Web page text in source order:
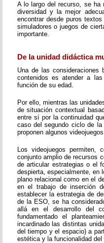
A lo largo del recurso, se ha
diversidad y la mejor
encontrar desde puros
simuladores o juegos de
importante.
De la unidad didáctica
Una de las
contenidos es atender a
función de su edad.
Por ello, mientras las
de situación contextual
entre sí por la continuidad
caso del segundo ciclo de
proponen algunos
Los videojuegos permiten,
conjunto amplio de recursos
de articular estrategias o el
despierta, especialmente, en
plano relacional como en el
en el trabajo de inserción
establecer la estrategia de
de la ESO, se ha
allá en el desarrollo del
fundamentado el
incardinado las distintas
del tiempo y el espacio) a
estética y la funcionalidad